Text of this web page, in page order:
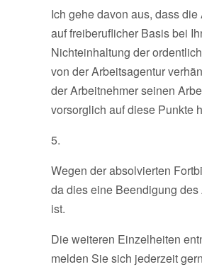
Ich gehe davon aus, dass
auf freiberuflicher Basis bei
Nichteinhaltung der
von der Arbeitsagentur
der Arbeitnehmer seinen
vorsorglich auf diese Punkte
5.
Wegen der absolvierten
da dies eine Beendigung
ist.
Die weiteren Einzelheiten
melden Sie sich jederzeit